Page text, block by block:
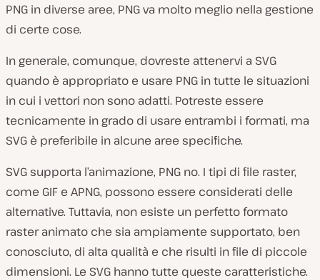
PNG in diverse aree, PNG va molto meglio nella gestione
di certe cose.
In generale, comunque, dovreste attenervi a SVG
quando è appropriato e usare PNG in tutte le situazioni
in cui i vettori non sono adatti. Potreste essere
tecnicamente in grado di usare entrambi i formati, ma
SVG è preferibile in alcune aree specifiche.
SVG supporta l’animazione, PNG no. I tipi di file raster,
come GIF e APNG, possono essere considerati delle
alternative. Tuttavia, non esiste un perfetto formato
raster animato che sia ampiamente supportato, ben
conosciuto, di alta qualità e che risulti in file di piccole
dimensioni. Le SVG hanno tutte queste caratteristiche.